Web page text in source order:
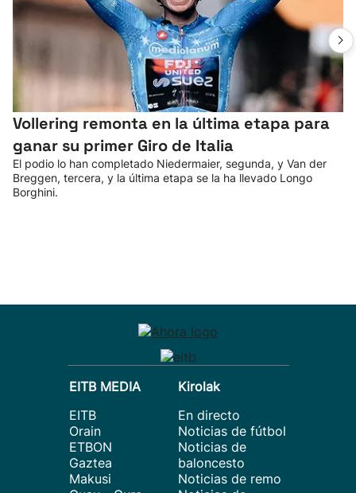
Vollering remonta en la última etapa para
ganar su primer Giro de Italia
El podio lo han completado Niedermaier, segunda, y Van der
Breggen, tercera, y la última etapa se la ha llevado Longo
Borghini.
EITB MEDIA
EITB
Orain
ETBON
Gaztea
Makusi
Kirolak
En directo
Noticias de fútbol
Noticias de
baloncesto
Noticias de remo